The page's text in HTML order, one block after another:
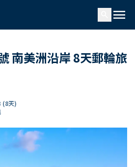
menu
南美洲沿岸 8天郵輪旅
(8天)